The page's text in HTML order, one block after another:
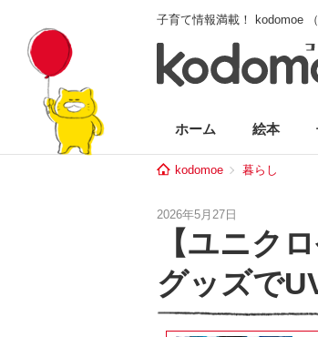
子育て情報満載！ kodomoe
ホーム 絵本
kodomoe 暮らし
2026年5月27日
【ユニク
グッズで